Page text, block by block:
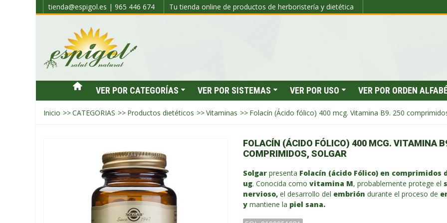
tienda@espigol.es | 965 446 674 Tu tienda online de productos de herboristería y dietética
VER POR CATEGORÍAS VER POR SISTEMAS VER POR USO VER POR ORDEN
Inicio >>CATEGORIAS >> Productos dietéticos >>Vitaminas >> Folacín (Ácido fólico) 400 mcg. Vitamina B9. 250
FOLACÍN (ÁCIDO FÓLICO) 400 MCG. VITAMINA
COMPRIMIDOS, SOLGAR
Solgarpresenta Folacín (ácido Fólico) en comprimidos
ug. Conocida como vitamina M, probablemente protege el
nervioso,el desarrollo del embrión durante el proceso de
ymantiene la piel sana.